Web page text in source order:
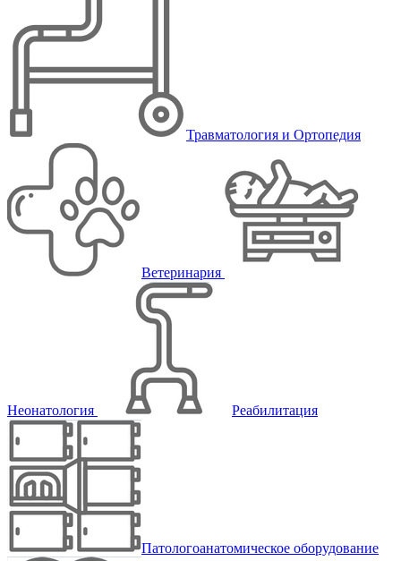
Травматология и Ортопедия
Ветеринария
Неонатология Реабилитация
Патологоанатомическое оборудование